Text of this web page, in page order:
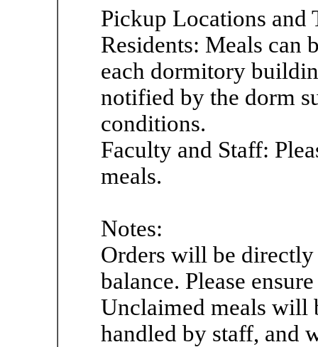
Pickup Locations and
Residents: Meals can
each dormitory
notified by the dorm
conditions.
Faculty and Staff:
meals.
Notes:
Orders will be
balance. Please
Unclaimed meals will
handled by staff, and